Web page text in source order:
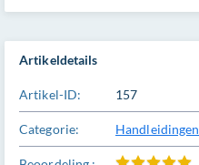
Artikeldetails
Artikel-ID: 157
Categorie: Handleidingen